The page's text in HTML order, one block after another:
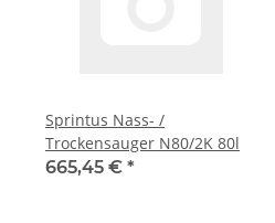
Sprintus Nass- /
Trockensauger N80/2K 80l
665,45 € *